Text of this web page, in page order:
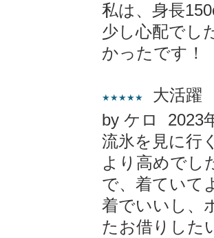
私は、身長
少し心配でし
かったです！
★★★★★
大活躍
by ケロ 2023
流氷を見に行
より高めでし
で、着ていて
着でいいし、
たお借りした